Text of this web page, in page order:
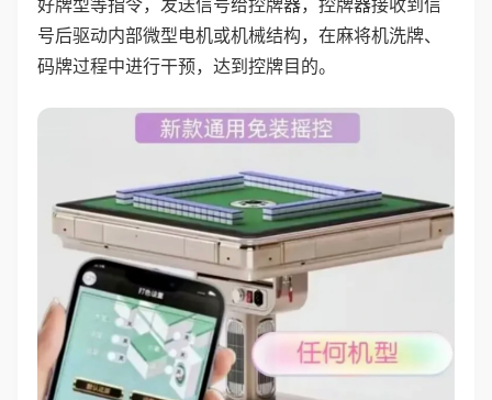
好牌型等指令，发送信号给控牌器，控牌器接收到信
号后驱动内部微型电机或机械结构，在麻将机洗牌、
码牌过程中进行干预，达到控牌目的。